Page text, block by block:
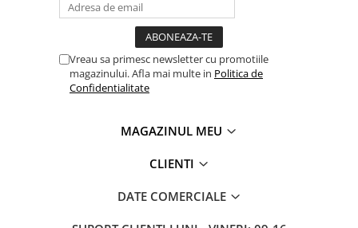
Vreau sa primesc newsletter cu promotiile
magazinului. Afla mai multe in Politica de
Confidentialitate
MAGAZINUL MEU
CLIENTI
DATE COMERCIALE